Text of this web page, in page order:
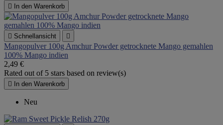
 In den Warenkorb
 Schnellansicht 
Mangopulver 100g Amchur Powder getrocknete Mango gemahlen
100% Mango indien
2,49 €
Rated out of 5 stars based on review(s)
 In den Warenkorb
Neu